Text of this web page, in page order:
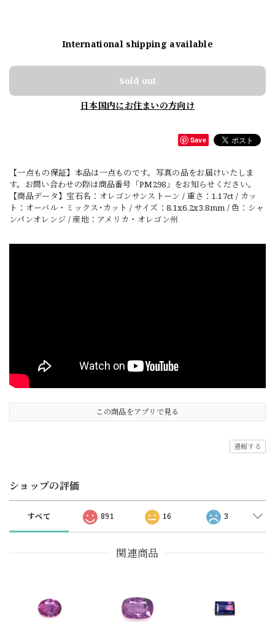
International shipping available
Sold out
日本国内にお住まいの方向け
Save
【一点もの保証】本品は一点ものです。写真の品をお届けいたしま
す。お問い合わせの際は商品番号「PM298」をお知らせください。
【商品データ】宝石名：オレゴンサンストーン / 重さ：1.17ct / カッ
ト：オーバル・ミックス･カット / サイズ：8.1x6.2x3.8mm / 色：シャ
ンパンオレンジ / 産地：アメリカ・オレゴン州
この商品をアプリで見る
通報する
ショップの評価
すべて 891 16 3
関連商品